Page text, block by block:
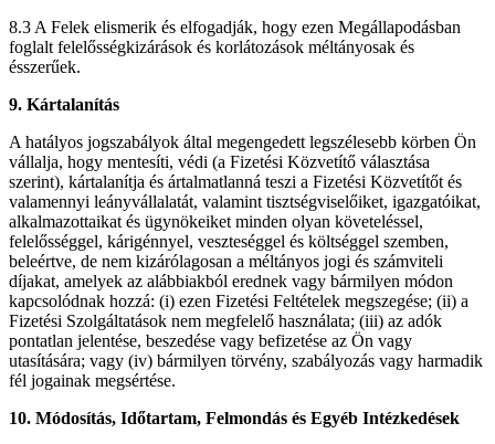
8.3 A Felek elismerik és elfogadják, hogy ezen Megállapodásban
foglalt felelősségkizárások és korlátozások méltányosak és
ésszerűek.
9. Kártalanítás
A hatályos jogszabályok által megengedett legszélesebb körben Ön
vállalja, hogy mentesíti, védi (a Fizetési Közvetítő választása
szerint), kártalanítja és ártalmatlanná teszi a Fizetési Közvetítőt és
valamennyi leányvállalatát, valamint tisztségviselőiket, igazgatóikat,
alkalmazottaikat és ügynökeiket minden olyan követeléssel,
felelősséggel, kárigénnyel, veszteséggel és költséggel szemben,
beleértve, de nem kizárólagosan a méltányos jogi és számviteli
díjakat, amelyek az alábbiakból erednek vagy bármilyen módon
kapcsolódnak hozzá: (i) ezen Fizetési Feltételek megszegése; (ii) a
Fizetési Szolgáltatások nem megfelelő használata; (iii) az adók
pontatlan jelentése, beszedése vagy befizetése az Ön vagy
utasítására; vagy (iv) bármilyen törvény, szabályozás vagy harmadik
fél jogainak megsértése.
10. Módosítás, Időtartam, Felmondás és Egyéb Intézkedések